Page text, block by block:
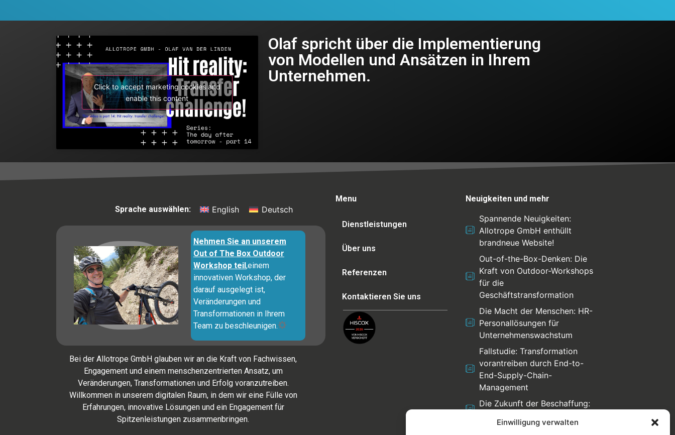
Einwilligung verwalten
Click to accept marketing cookies and
enable this content
Olaf spricht über die Implementierung
von Modellen und Ansätzen in Ihrem
Unternehmen.
Sprache auswählen: English Deutsch
Nehmen Sie an unserem
Out of The Box Outdoor
Workshop teil,einem
innovativen Workshop, der
darauf ausgelegt ist,
Veränderungen und
Transformationen in Ihrem
Team zu beschleunigen.
Bei der Allotrope GmbH glauben wir an die Kraft von Fachwissen,
Engagement und einem menschenzentrierten Ansatz, um
Veränderungen, Transformationen und Erfolg voranzutreiben.
Willkommen in unserem digitalen Raum, in dem wir eine Fülle von
Erfahrungen, innovative Lösungen und ein Engagement für
Spitzenleistungen zusammenbringen.
Menu
Dienstleistungen
Über uns
Referenzen
Kontaktieren Sie uns
Neuigkeiten und mehr
Spannende Neuigkeiten:
Allotrope GmbH enthüllt
brandneue Website!
Out-of-the-Box-Denken: Die
Kraft von Outdoor-Workshops
für die
Geschäftstransformation
Die Macht der Menschen: HR-
Personallösungen für
Unternehmenswachstum
Fallstudie: Transformation
vorantreiben durch End-to-
End-Supply-Chain-
Management
Die Zukunft der Beschaffung: